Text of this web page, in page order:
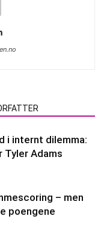
i internt dilemma:
Tyler Adams
– men
poengene